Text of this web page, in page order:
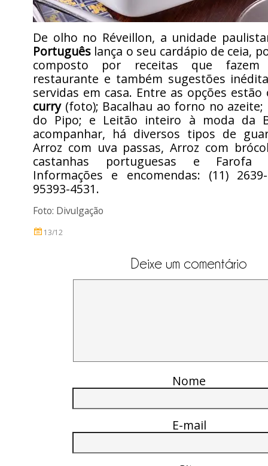
De olho no Réveillon, a unidade
Português lança o seu cardápio de ceia,
composto por receitas que fazem
restaurante e também sugestões
servidas em casa. Entre as opções
curry(foto); Bacalhau ao forno no azeite;
do Pipo; e Leitão inteiro à moda da
acompanhar, há diversos tipos de
Arroz com uva passas, Arroz com
castanhas portuguesas e Farofa
Informações e encomendas: (11)
95393-4531.
Foto: Divulgação
13/12
Deixe um comentário
Nome
E-mail